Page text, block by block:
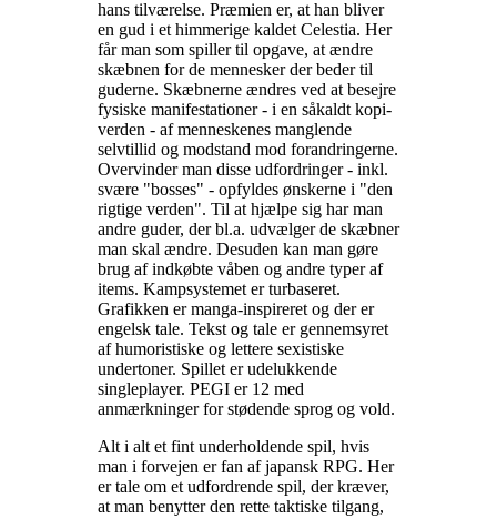
hans tilværelse. Præmien er, at han bliver
en gud i et himmerige kaldet Celestia. Her
får man som spiller til opgave, at ændre
skæbnen for de mennesker der beder til
guderne. Skæbnerne ændres ved at besejre
fysiske manifestationer - i en såkaldt kopi-
verden - af menneskenes manglende
selvtillid og modstand mod forandringerne.
Overvinder man disse udfordringer - inkl.
svære "bosses" - opfyldes ønskerne i "den
rigtige verden". Til at hjælpe sig har man
andre guder, der bl.a. udvælger de skæbner
man skal ændre. Desuden kan man gøre
brug af indkøbte våben og andre typer af
items. Kampsystemet er turbaseret.
Grafikken er manga-inspireret og der er
engelsk tale. Tekst og tale er gennemsyret
af humoristiske og lettere sexistiske
undertoner. Spillet er udelukkende
singleplayer. PEGI er 12 med
anmærkninger for stødende sprog og vold.
Alt i alt et fint underholdende spil, hvis
man i forvejen er fan af japansk RPG. Her
er tale om et udfordrende spil, der kræver,
at man benytter den rette taktiske tilgang,